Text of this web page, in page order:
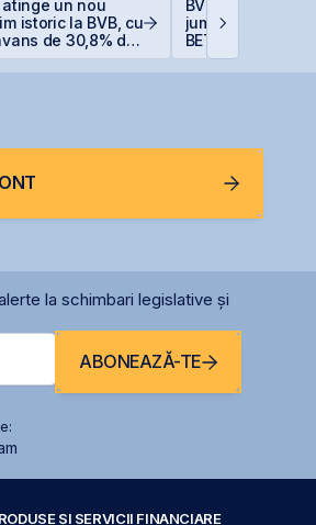
atinge un nou
istoric la BVB, cu
de 30,8% de
BVB încheie
jumătate din
BET +33% și
capitalizare
la schimbari legislative și
ABONEAZĂ-TE
ȘI SERVICII FINANCIARE